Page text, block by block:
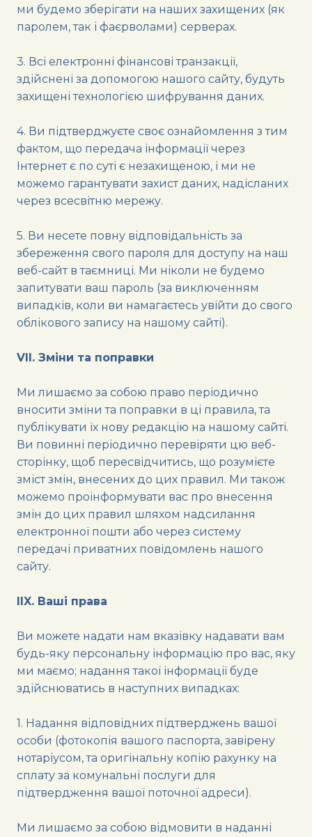
ми будемо зберігати на наших захищених (як
паролем, так і фаєрволами) серверах.
3. Всі електронні фінансові транзакції,
здійснені за допомогою нашого сайту, будуть
захищені технологією шифрування даних.
4. Ви підтверджуєте своє ознайомлення з тим
фактом, що передача інформації через
Інтернет є по суті є незахищеною, і ми не
можемо гарантувати захист даних, надісланих
через всесвітню мережу.
5. Ви несете повну відповідальність за
збереження свого пароля для доступу на наш
веб-сайт в таємниці. Ми ніколи не будемо
запитувати ваш пароль (за виключенням
випадків, коли ви намагаєтесь увійти до свого
облікового запису на нашому сайті).
VII. Зміни та поправки
Ми лишаємо за собою право періодично
вносити зміни та поправки в ці правила, та
публікувати їх нову редакцію на нашому сайті.
Ви повинні періодично перевіряти цю веб-
сторінку, щоб пересвідчитись, що розумієте
зміст змін, внесених до цих правил. Ми також
можемо проінформувати вас про внесення
змін до цих правил шляхом надсилання
електронної пошти або через систему
передачі приватних повідомлень нашого
сайту.
IIX. Ваші права
Ви можете надати нам вказівку надавати вам
будь-яку персональну інформацію про вас, яку
ми маємо; надання такої інформації буде
здійснюватись в наступних випадках:
1. Надання відповідних підтверджень вашої
особи (фотокопія вашого паспорта, завірену
нотаріусом, та оригінальну копію рахунку на
сплату за комунальні послуги для
підтвердження вашої поточної адреси).
Ми лишаємо за собою відмовити в наданні